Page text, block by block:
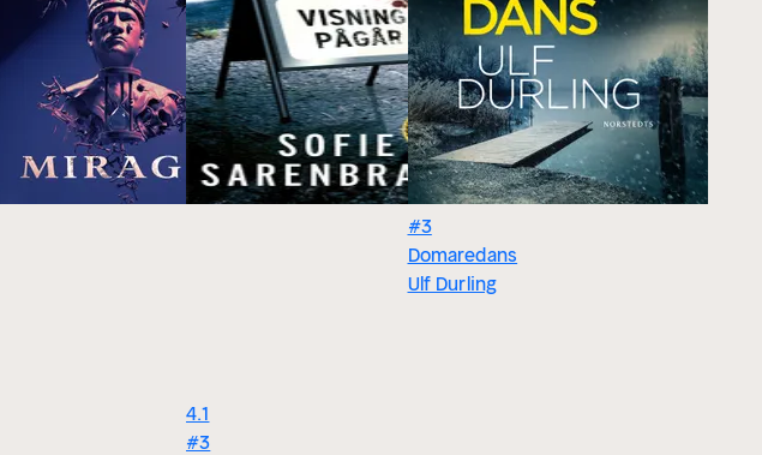
4.1
#3
#3
Domaredans
Ulf Durling